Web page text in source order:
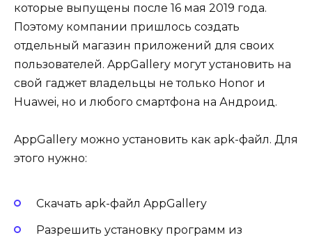
которые выпущены после 16 мая 2019 года.
Поэтому компании пришлось создать
отдельный магазин приложений для своих
пользователей. AppGallery могут установить на
свой гаджет владельцы не только Honor и
Huawei, но и любого смартфона на Андроид.
AppGallery можно установить как apk-файл. Для
этого нужно:
Скачать apk-файл AppGallery
Разрешить установку программ из